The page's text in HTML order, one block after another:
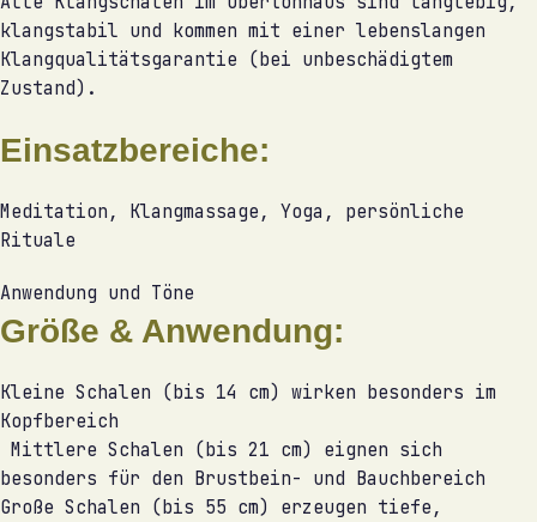
klangstabil und kommen mit einer lebenslangen
Klangqualitätsgarantie (bei unbeschädigtem
Zustand).
Einsatzbereiche:
Meditation, Klangmassage, Yoga, persönliche
Rituale
Anwendung und Töne
Größe & Anwendung:
Kleine Schalen (bis 14 cm) wirken besonders im
Kopfbereich
Mittlere Schalen (bis 21 cm) eignen sich
besonders für den Brustbein- und Bauchbereich
Große Schalen (bis 55 cm) erzeugen tiefe,